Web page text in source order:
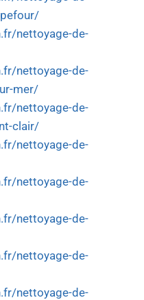
nettoyage-de-
nettoyage-de-
mer/
nettoyage-de-
clair/
nettoyage-de-
nettoyage-de-
nettoyage-de-
nettoyage-de-
nettoyage-de-